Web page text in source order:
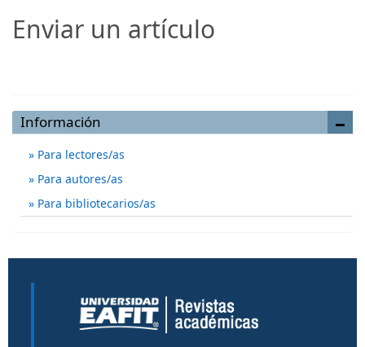
Enviar un artículo
Información
Para lectores/as
Para autores/as
Para bibliotecarios/as